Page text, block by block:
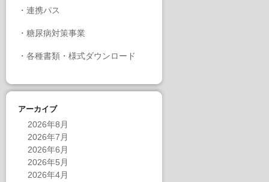
・ 連携パス
・ 糖尿病対策事業
・ 各種書類・様式ダウンロード
アーカイブ
2026年8月
2026年7月
2026年6月
2026年5月
2026年4月